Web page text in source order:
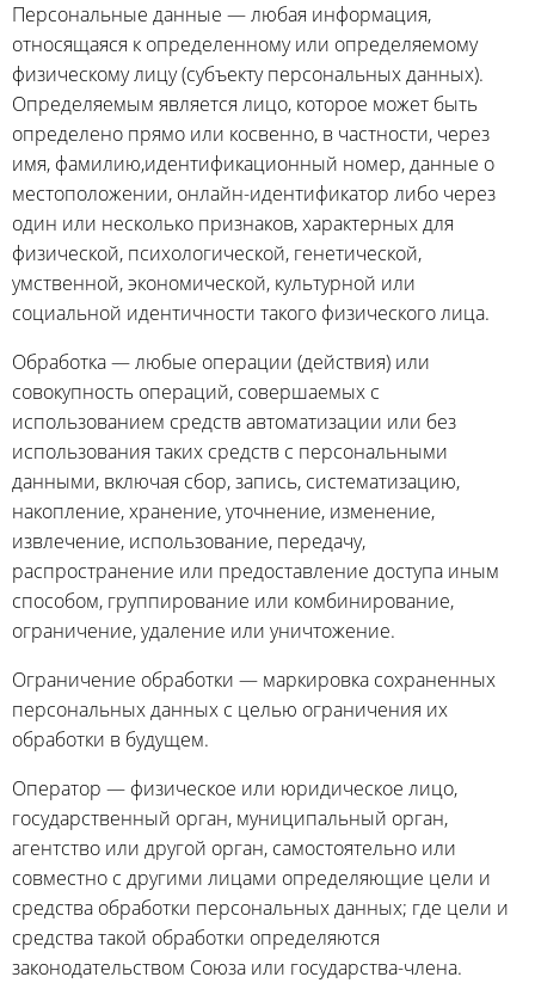
Персональные данные — любая информация,
относящаяся к определенному или определяемому
физическому лицу (субъекту персональных данных).
Определяемым является лицо, которое может быть
определено прямо или косвенно, в частности, через
имя, фамилию,идентификационный номер, данные о
местоположении, онлайн-идентификатор либо через
один или несколько признаков, характерных для
физической, психологической, генетической,
умственной, экономической, культурной или
социальной идентичности такого физического лица.
Обработка — любые операции (действия) или
совокупность операций, совершаемых с
использованием средств автоматизации или без
использования таких средств с персональными
данными, включая сбор, запись, систематизацию,
накопление, хранение, уточнение, изменение,
извлечение, использование, передачу,
распространение или предоставление доступа иным
способом, группирование или комбинирование,
ограничение, удаление или уничтожение.
Ограничение обработки — маркировка сохраненных
персональных данных с целью ограничения их
обработки в будущем.
Оператор — физическое или юридическое лицо,
государственный орган, муниципальный орган,
агентство или другой орган, самостоятельно или
совместно с другими лицами определяющие цели и
средства обработки персональных данных; где цели и
средства такой обработки определяются
законодательством Союза или государства-члена.